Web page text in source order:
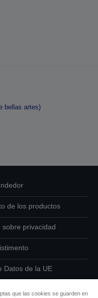
bellas artes)
de los productos
sobre privacidad
Datos de la UE
que las cookies se guarden en